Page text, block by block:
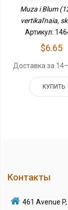
Muza i Blum
vertikal'naia,
Артикул:
$6.65
Доставка за
КУПИТЬ
Контакты
461 Avenue